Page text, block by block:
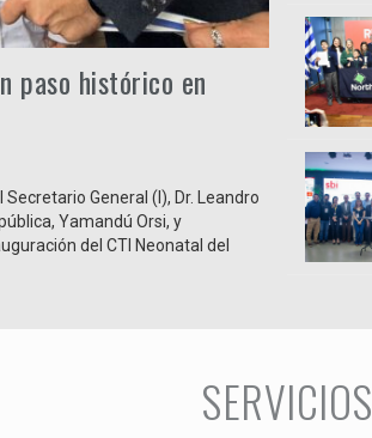
paso histórico en
General (I), Dr. Leandro
Yamandú Orsi, y
del CTI Neonatal del
SERVICIOS